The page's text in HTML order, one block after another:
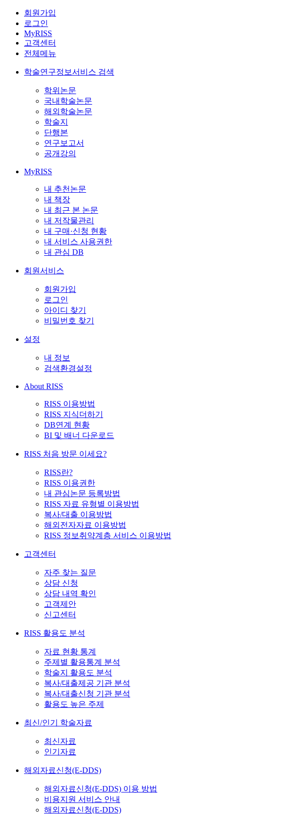
회원가입
로그인
MyRISS
고객센터
전체메뉴
학술연구정보서비스 검색
학위논문
국내학술논문
해외학술논문
학술지
단행본
연구보고서
공개강의
MyRISS
내 추천논문
내 책장
내 최근 본 논문
내 저작물관리
내 구매·신청 현황
내 서비스 사용권한
내 관심 DB
회원서비스
회원가입
로그인
아이디 찾기
비밀번호 찾기
설정
내 정보
검색환경설정
About RISS
RISS 이용방법
RISS 지식더하기
DB연계 현황
BI 및 배너 다운로드
RISS 처음 방문 이세요?
RISS란?
RISS 이용권한
내 관심논문 등록방법
RISS 자료 유형별 이용방법
복사/대출 이용방법
해외전자자료 이용방법
RISS 정보취약계층 서비스 이용방법
고객센터
자주 찾는 질문
상담 신청
상담 내역 확인
고객제안
신고센터
RISS 활용도 분석
자료 현황 통계
주제별 활용통계 분석
학술지 활용도 분석
복사/대출제공 기관 분석
복사/대출신청 기관 분석
활용도 높은 주제
최신/인기 학술자료
최신자료
인기자료
해외자료신청(E-DDS)
해외자료신청(E-DDS) 이용 방법
비용지원 서비스 안내
해외자료신청(E-DDS)